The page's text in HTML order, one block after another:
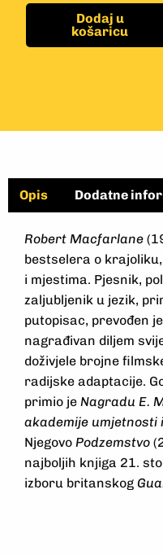
Dodaj u
košaricu
Opis Dodatne
Robert Macfarlane
bestselera o
i mjestima. Pjesnik,
zaljubljenik u jezik,
putopisac, prevođen
nagrađivan diljem
doživjele brojne
radijske adaptacije.
primio je Nagradu E.
akademije umjetnosti
Njegovo Podzemstvo
najboljih knjiga 21.
izboru britanskog